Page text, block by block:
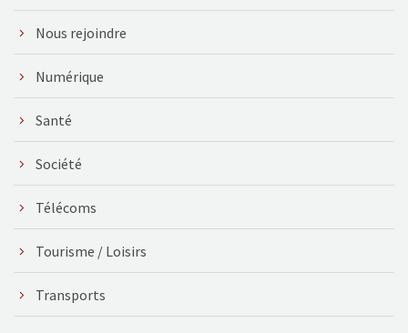
Nous rejoindre
Numérique
Santé
Société
Télécoms
Tourisme / Loisirs
Transports